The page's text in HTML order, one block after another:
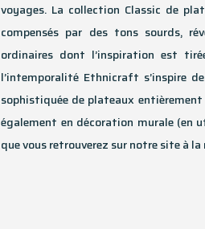
voyages. La collection Classic de
compensés par des tons sourds,
ordinaires dont l’inspiration est
l’intemporalité Ethnicraft s’inspire
sophistiquée de plateaux
également en décoration murale
que vous retrouverez sur notre site à